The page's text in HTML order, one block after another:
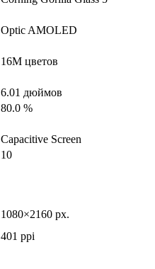
Optic AMOLED
16M цветов
6.01 дюймов
80.0 %
Capacitive Screen
10
1080×2160 px.
401 ppi